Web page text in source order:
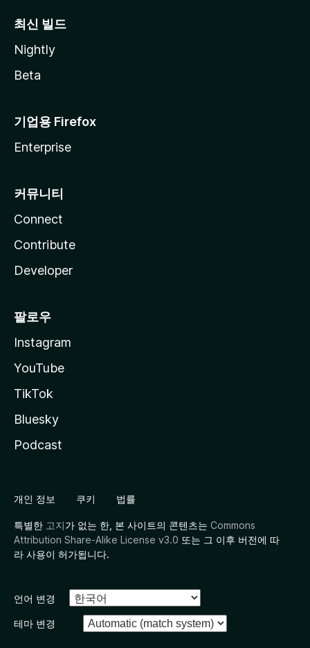
최신 빌드
Nightly
Beta
기업용 Firefox
Enterprise
커뮤니티
Connect
Contribute
Developer
팔로우
Instagram
YouTube
TikTok
Bluesky
Podcast
개인 정보 쿠키 법률
특별한 고지가 없는 한, 본 사이트의 콘텐츠는 Commons
Attribution Share-Alike License v3.0 또는 그 이후 버전에 따
라 사용이 허가됩니다.
언어 변경
테마 변경